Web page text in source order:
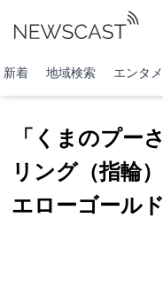
新着 地域検索 エンタメ
「くまのプー
リング（指輪
エローゴール